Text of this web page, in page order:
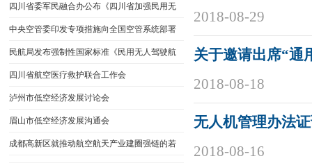
四川省委军民融合办公布《四川省加强民用无
中央空管委印发专项措施向全国空管系统部署
民航局发布强制性国家标准《民用无人驾驶航
四川省航空医疗救护联合工作会
泸州市低空经济发展讨论会
眉山市低空经济发展沟通会
成都高新区就推动航空航天产业建圈强链的若
2018-08-29
关于邀请出席“通
2018-08-18
无人机管理办法
2018-08-16